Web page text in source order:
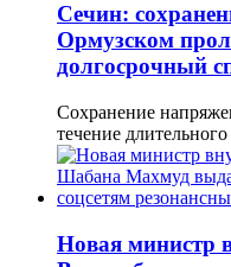
Сечин:
Ормузском
долгосрочный
Сохранение
течение
Новая министр